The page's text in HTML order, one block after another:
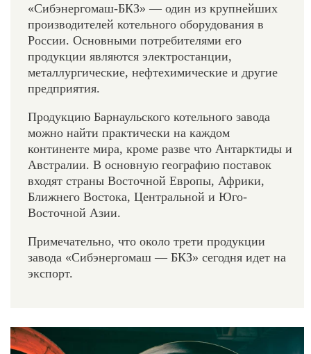
«Сибэнергомаш-БКЗ» — один из крупнейших
производителей котельного оборудования в
России. Основными потребителями его
продукции являются электростанции,
металлургические, нефте­химические и другие
предприятия.
Продукцию Барнаульского котельного завода
можно найти практически на каждом
континенте мира, кроме разве что Антарктиды и
Австралии. В основную географию поставок
входят страны Восточной Европы, Африки,
Ближнего Востока, Центральной и Юго-
Восточной Азии.
Примечательно, что около трети продукции
завода «Сибэнергомаш — БКЗ» сегодня идет на
экспорт.